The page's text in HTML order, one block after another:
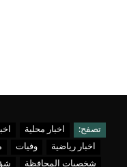
تصفح: اخبار محلية
اخبار رياضية
وفيات
شخصيات المحافظة